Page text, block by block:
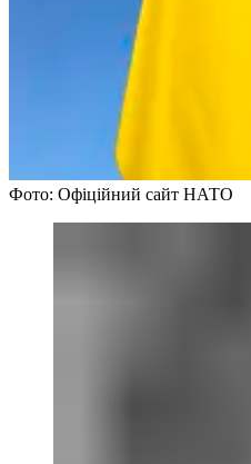
Фото: Офіційний сайт НАТО